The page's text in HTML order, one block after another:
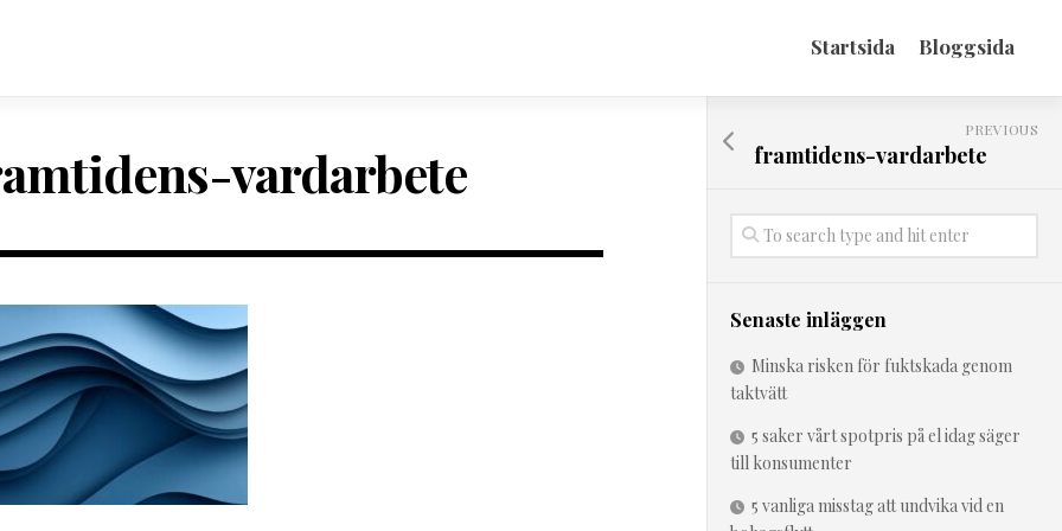
Startsida Bloggsida
vardarbete
PREVIOUS
framtidens-vardarbete
Senaste inläggen
Minska risken för fuktskada genom
taktvätt
5 saker vårt spotpris på el idag säger
till konsumenter
5 vanliga misstag att undvika vid en